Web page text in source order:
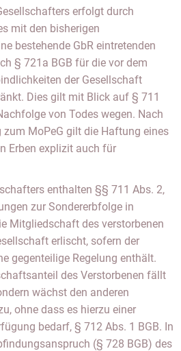
erfolgt durch
mit den bisherigen
bestehende GbR eintretenden
§ 721a BGB für die vor dem
der Gesellschaft
Dies gilt mit Blick auf § 711
von Todes wegen. Nach
zum MoPeG gilt die Haftung eines
Erben explizit auch für
enthalten §§ 711 Abs. 2,
zur Sondererbfolge in
Mitgliedschaft des verstorbenen
erlischt, sofern der
gegenteilige Regelung enthält.
des Verstorbenen fällt
wächst den anderen
ohne dass es hierzu einer
bedarf, § 712 Abs. 1 BGB. In
(§ 728 BGB) des